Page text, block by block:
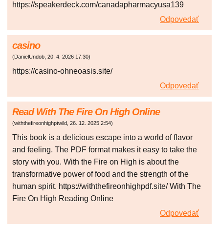
https://speakerdeck.com/canadapharmacyusa139
Odpovedať
casino
(DanielUndob, 20. 4. 2026 17:30)
https://casino-ohneoasis.site/
Odpovedať
Read With The Fire On High Online
(withthefireonhighptwild, 26. 12. 2025 2:54)
This book is a delicious escape into a world of flavor
and feeling. The PDF format makes it easy to take the
story with you. With the Fire on High is about the
transformative power of food and the strength of the
human spirit. https://withthefireonhighpdf.site/ With The
Fire On High Reading Online
Odpovedať